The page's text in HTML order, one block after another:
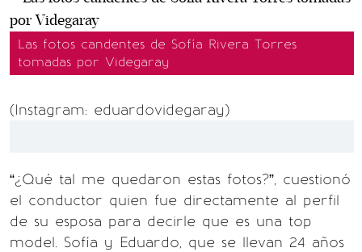
Las fotos candentes de Sofía Rivera Torres
tomadas por Videgaray
(Instagram: eduardovidegaray)
“¿Qué tal me quedaron estas fotos?”, cuestionó
el conductor quien fue directamente al perfil
de su esposa para decirle que es una top
model. Sofía y Eduardo, que se llevan 24 años